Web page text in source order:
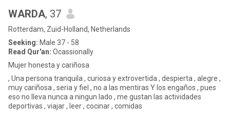
WARDA, 37
Rotterdam, Zuid-Holland, Netherlands
Seeking: Male 37 - 58
Read Qur'an: Ocassionally
Mujer honesta y cariñosa
, Una persona tranquila , curiosa y extrovertida , despierta , alegre ,
muy cariñosa , seria y fiel , no a las mentiras Y los engaños , pues
eso no lleva nunca a ningun lado , me gustan las actividades
deportivas , viajar , leer , cocinar , comidas